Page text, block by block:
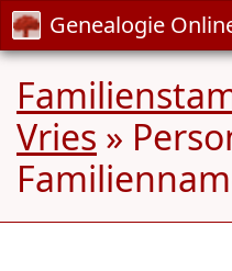
Genealogie
Vries »